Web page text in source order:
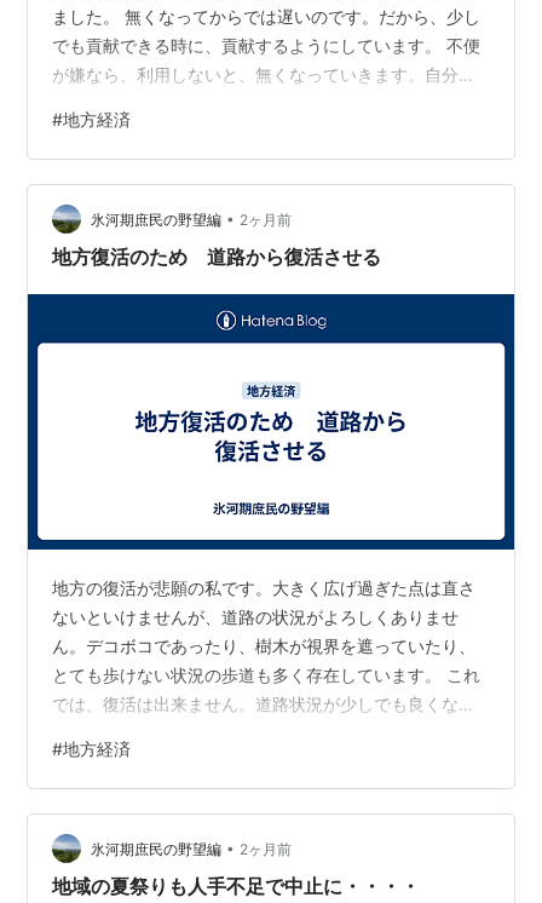
ました。 無くなってからでは遅いのです。だから、少し
でも貢献できる時に、貢献するようにしています。 不便
が嫌なら、利用しないと、無くなっていきます。自分達
#地方経済
氷河期庶民の野望編 • 2ヶ月前
地方復活のため 道路から復活させる
地方の復活が悲願の私です。大きく広げ過ぎた点は直さ
ないといけませんが、道路の状況がよろしくありませ
ん。デコボコであったり、樹木が視界を遮っていたり、
とても歩けない状況の歩道も多く存在しています。 これ
では、復活は出来ません。道路状況が少しでも良くなれ
量が増えれば、道路予算が増えるかもしれません。 やれ
る事を全てやって、あとは天のみぞ知る。です。
#地方経済
氷河期庶民の野望編 • 2ヶ月前
地域の夏祭りも人手不足で中止に・・・・